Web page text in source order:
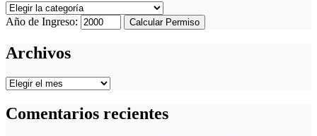
Categorías
SPDA
Año de Ingreso: Calcular Permiso
Archivos
Archivos
Comentarios recientes